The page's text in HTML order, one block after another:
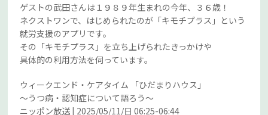
ゲストの武田さんは１９８９年生まれの今年、３６歳！
ネクストワンで、はじめられたのが「キモチプラス」という
就労支援のアプリです。
その「キモチプラス」を立ち上げられたきっかけや
具体的の利用方法を伺っています。
ウィークエンド・ケアタイム 「ひだまりハウス」
～うつ病・認知症について語ろう～
ニッポン放送 | 2025/05/11/日 06:25-06:44